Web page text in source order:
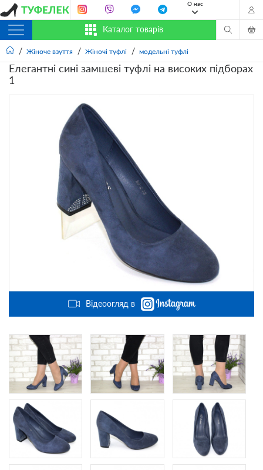
О нас
Каталог товарів
Жіноче взуття Жіночі туфлі модельні туфлі
Елегантні сині замшеві туфлі на високих підборах
1
Відеоогляд в